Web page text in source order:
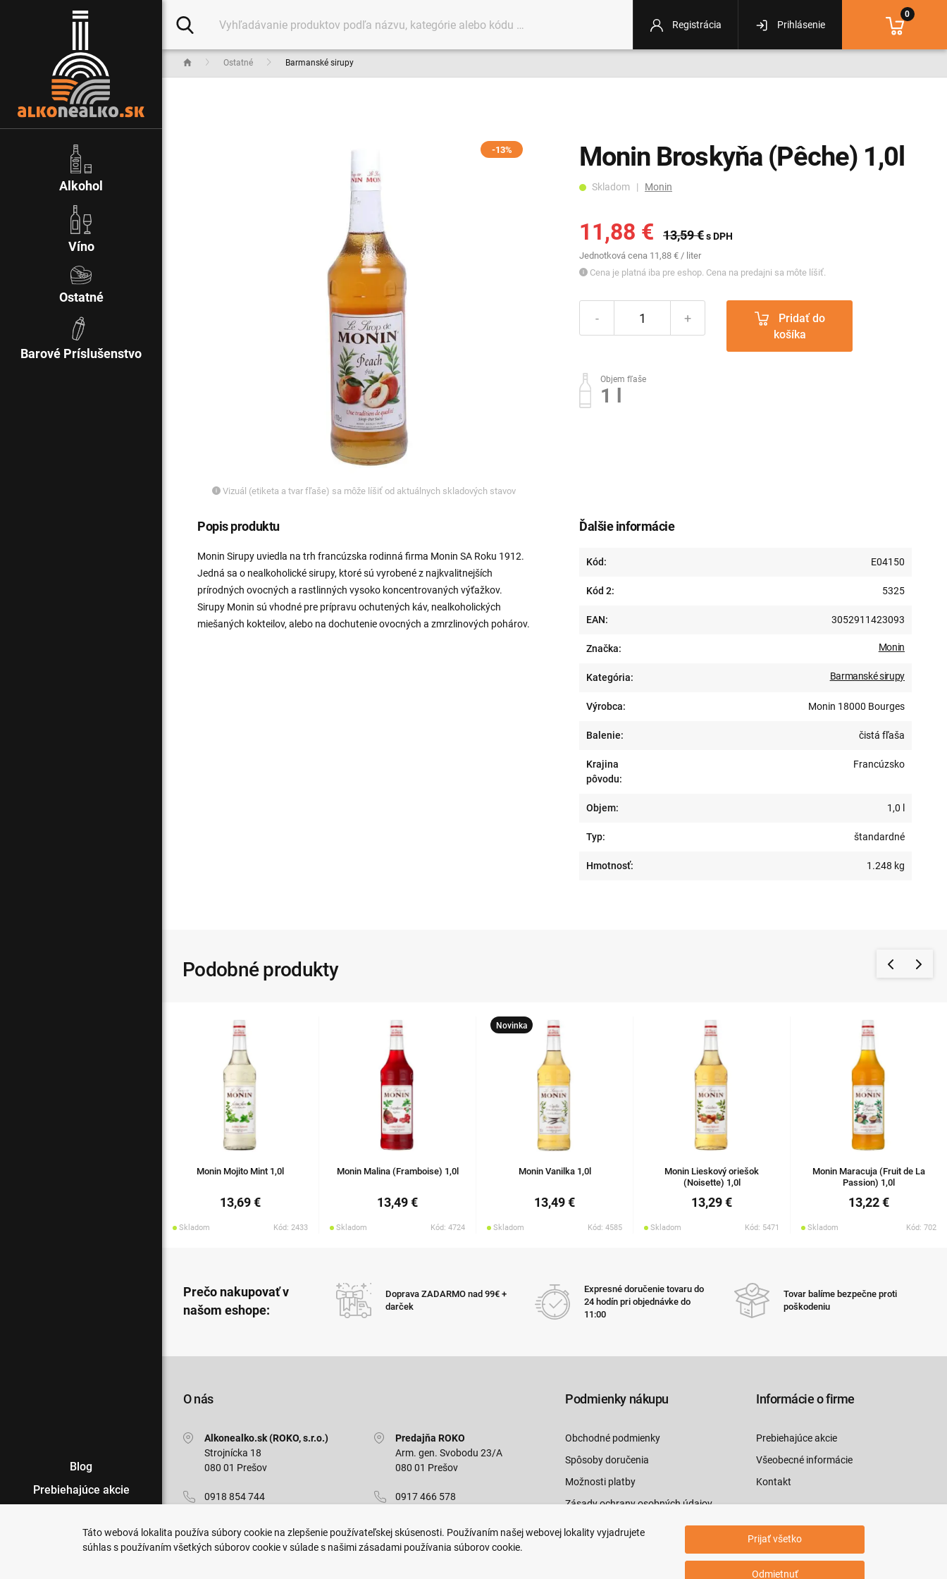
Ostatné Barmanské sirupy
Monin Broskyňa (Pêche) 1,0l
Skladom | Monin
11,88 € 13,59 €s DPH
Jednotková cena 11,88 € / liter
Cena je platná iba pre eshop. Cena na predajni sa môte líšiť.
- +
košíka
Objem fľaše
1 l
-13%
Vizuál (etiketa a tvar fľaše) sa môže líšiť od aktuálnych skladových stavov
Ďalšie informácie
Kód: E04150
Kód 2: 5325
EAN: 3052911423093
Značka: Monin
Kategória: Barmanské sirupy
Výrobca: Monin 18000 Bourges
Balenie: čistá fľaša
Krajina
pôvodu:
Francúzsko
Objem: 1,0 l
Typ: štandardné
Hmotnosť: 1.248 kg
Popis produktu
Monin Sirupy uviedla na trh francúzska rodinná firma Monin SA Roku 1912.
Jedná sa o nealkoholické sirupy, ktoré sú vyrobené z najkvalitnejších
prírodných ovocných a rastlinných vysoko koncentrovaných výťažkov.
Sirupy Monin sú vhodné pre prípravu ochutených káv, nealkoholických
miešaných kokteilov, alebo na dochutenie ovocných a zmrzlinových pohárov.
Podobné produkty
Monin Mojito Mint 1,0l
13,69 €
Skladom Kód: 2433
Monin Malina (Framboise) 1,0l
13,49 €
Skladom Kód: 4724
Novinka
Monin Vanilka 1,0l
13,49 €
Skladom Kód: 4585
Monin Lieskový oriešok
(Noisette) 1,0l
13,29 €
Skladom Kód: 5471
Monin Maracuja (Fruit de La
Passion) 1,0l
13,22 €
Skladom Kód: 702
Prečo nakupovať v
našom eshope:
Doprava ZADARMO nad 99€ +
darček
Expresné doručenie tovaru do
24 hodín pri objednávke do
11:00
Tovar balíme bezpečne proti
poškodeniu
O nás
Alkonealko.sk (ROKO, s.r.o.)
Strojnícka 18
080 01 Prešov
0918 854 744
Pon-Pia: 7:00 - 15:30
Predajňa ROKO
Arm. gen. Svobodu 23/A
080 01 Prešov
0917 466 578
Pon-Ned: 9:00 - 20:00
Podmienky nákupu
Obchodné podmienky
Spôsoby doručenia
Možnosti platby
Zásady ochrany osobných údajov
Informácie o firme
Prebiehajúce akcie
Všeobecné informácie
Kontakt
Registrácia Prihlásenie
0
Alkohol
Víno
Ostatné
Barové Príslušenstvo
Blog
Prebiehajúce akcie
PredajneTáto webová lokalita používa súbory cookie na zlepšenie používateľskej skúsenosti. Používaním našej webovej lokality vyjadrujete
súhlas s používaním všetkých súborov cookie v súlade s našimi zásadami používania súborov cookie.
Prijať všetko
Odmietnuť